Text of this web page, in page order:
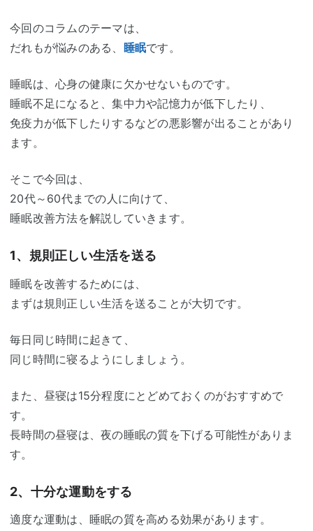
今回のコラムのテーマは、
だれもが悩みのある、 睡眠です。
睡眠は、心身の健康に欠かせないものです。
睡眠不足になると、集中力や記憶力が低下したり、
免疫力が低下したりするなどの悪影響が出ることがあり
ます。
そこで今回は、
20代～60代までの人に向けて、
睡眠改善方法を解説していきます。
1、規則正しい生活を送る
睡眠を改善するためには、
まずは規則正しい生活を送ることが大切です。
毎日同じ時間に起きて、
同じ時間に寝るようにしましょう。
また、昼寝は15分程度にとどめておくのがおすすめで
す。
長時間の昼寝は、夜の睡眠の質を下げる可能性がありま
す。
2、十分な運動をする
適度な運動は、睡眠の質を高める効果があります。